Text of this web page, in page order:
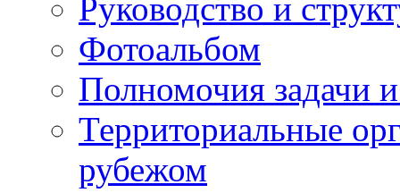
Руководство и
Фотоальбом
Полномочия задачи
Территориальные
рубежом